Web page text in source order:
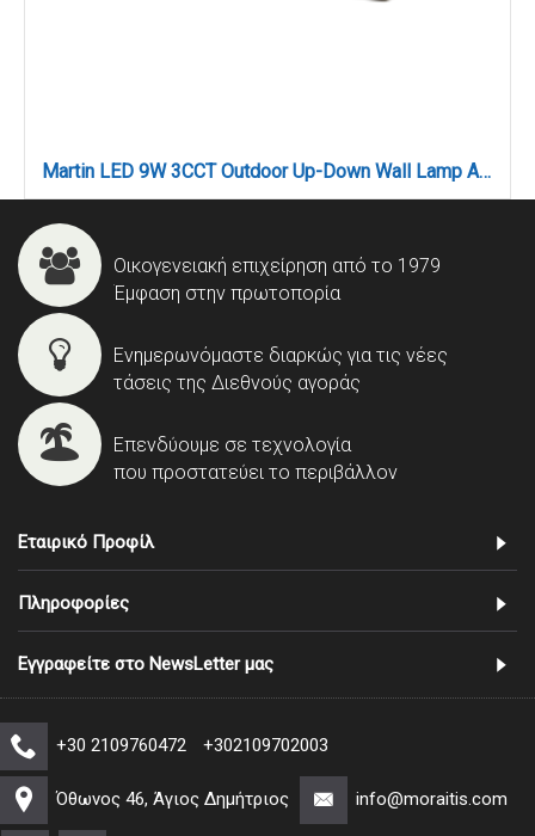
Martin LED 9W 3CCT Outdoor Up-Down Wall Lamp Anthracite D17cmx4.6cm (80200840)
Οικογενειακή επιχείρηση από το 1979
Έμφαση στην πρωτοπορία
Ενημερωνόμαστε διαρκώς για τις νέες
τάσεις της Διεθνούς αγοράς
Επενδύουμε σε τεχνολογία
που προστατεύει το περιβάλλον
Εταιρικό Προφίλ
Πληροφορίες
Εγγραφείτε στο NewsLetter μας
+30 2109760472 +302109702003
Όθωνος 46, Άγιος Δημήτριος info@moraitis.com